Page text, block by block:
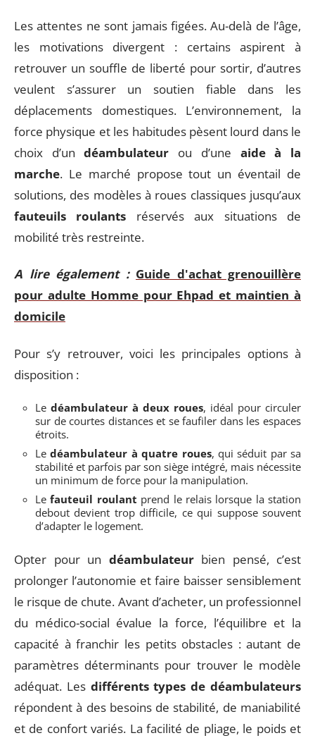
Les attentes ne sont jamais figées. Au-delà de l’âge,
les motivations divergent : certains aspirent à
retrouver un souffle de liberté pour sortir, d’autres
veulent s’assurer un soutien fiable dans les
déplacements domestiques. L’environnement, la
force physique et les habitudes pèsent lourd dans le
choix d’undéambulateur ou d’une aide à la
marche. Le marché propose tout un éventail de
solutions, des modèles à roues classiques jusqu’aux
fauteuils roulants réservés aux situations de
mobilité très restreinte.
A lire également : Guide d'achat grenouillère
pour adulte Homme pour Ehpad et maintien à
domicile
Pour s’y retrouver, voici les principales options à
disposition :
Le déambulateur à deux roues, idéal pour circuler
sur de courtes distances et se faufiler dans les espaces
étroits.
Ledéambulateur à quatre roues, qui séduit par sa
stabilité et parfois par son siège intégré, mais nécessite
un minimum de force pour la manipulation.
Lefauteuil roulant prend le relais lorsque la station
debout devient trop difficile, ce qui suppose souvent
d’adapter le logement.
Opter pour un déambulateurbien pensé, c’est
prolonger l’autonomie et faire baisser sensiblement
le risque de chute. Avant d’acheter, un professionnel
du médico-social évalue la force, l’équilibre et la
capacité à franchir les petits obstacles : autant de
paramètres déterminants pour trouver le modèle
adéquat. Les différents types de déambulateurs
répondent à des besoins de stabilité, de maniabilité
et de confort variés. La facilité de pliage, le poids et